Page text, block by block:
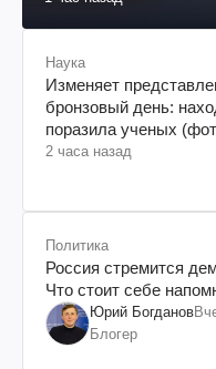
Наука
Изменяет
бронзовый день:
поразила ученых
2 часа назад
Политика
Россия стремится
Что стоит себе
Юрий Богданов
Блогер